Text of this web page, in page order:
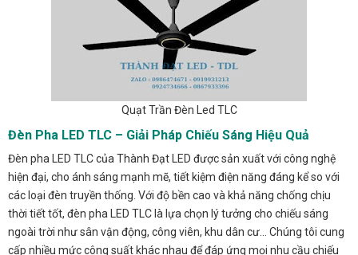
Quạt Trần Đèn Led TLC
Đèn Pha LED TLC – Giải Pháp Chiếu Sáng Hiệu Quả
Đèn pha LED TLC của Thành Đạt LED được sản xuất với công nghệ
hiện đại, cho ánh sáng mạnh mẽ, tiết kiệm điện năng đáng kể so với
các loại đèn truyền thống. Với độ bền cao và khả năng chống chịu
thời tiết tốt, đèn pha LED TLC là lựa chọn lý tưởng cho chiếu sáng
ngoài trời như sân vận động, công viên, khu dân cư… Chúng tôi cung
cấp nhiều mức công suất khác nhau để đáp ứng mọi nhu cầu chiếu